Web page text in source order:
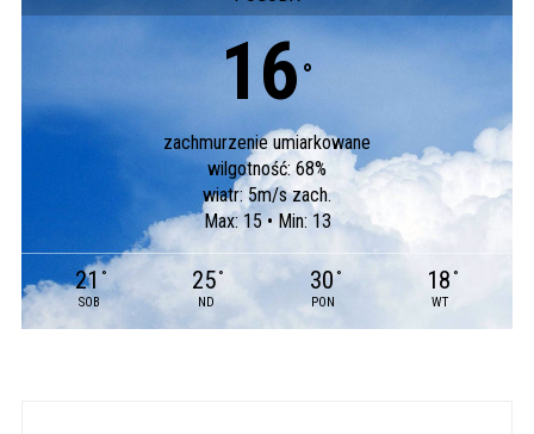
16 °
zachmurzenie umiarkowane
wilgotność: 68%
wiatr: 5m/s zach.
Max: 15 • Min: 13
21 °
SOB
25 °
ND
30 °
PON
18 °
WT